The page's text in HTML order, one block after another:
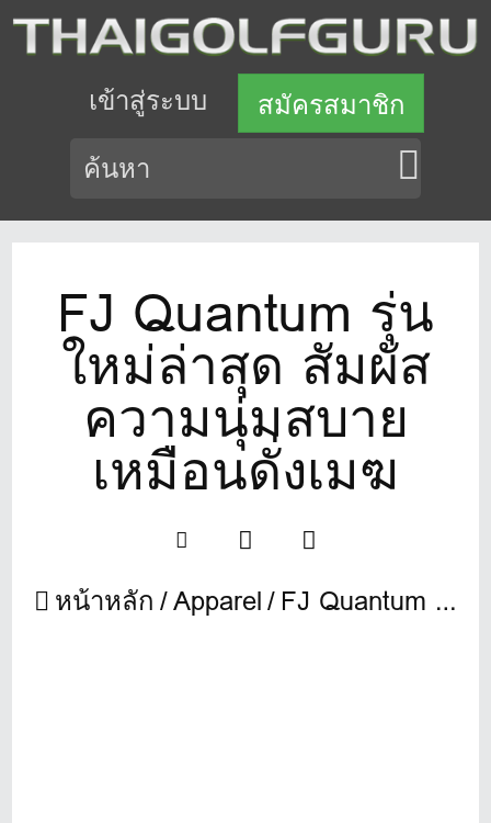
เข้าสู่ระบบ สมัครสมาชิก
FJ Quantum รุ่น
ใหม่ล่าสุด สัมผัส
ความนุ่มสบาย
เหมือนดั่งเมฆ
หน้าหลัก Apparel FJ Quantum รุ่นใหม่ล่าสุด สัมผัสความนุ่มสบายเหมือนดั่งเมฆ